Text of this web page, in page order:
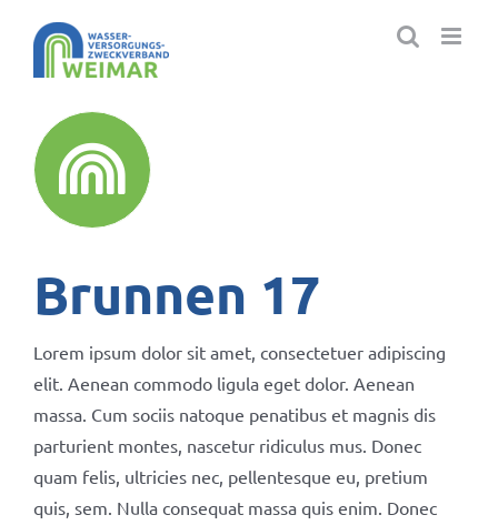
Inhalt
springen
Brunnen 17
Lorem ipsum dolor sit amet, consectetuer adipiscing
elit. Aenean commodo ligula eget dolor. Aenean
massa. Cum sociis natoque penatibus et magnis dis
parturient montes, nascetur ridiculus mus. Donec
quam felis, ultricies nec, pellentesque eu, pretium
quis, sem. Nulla consequat massa quis enim. Donec